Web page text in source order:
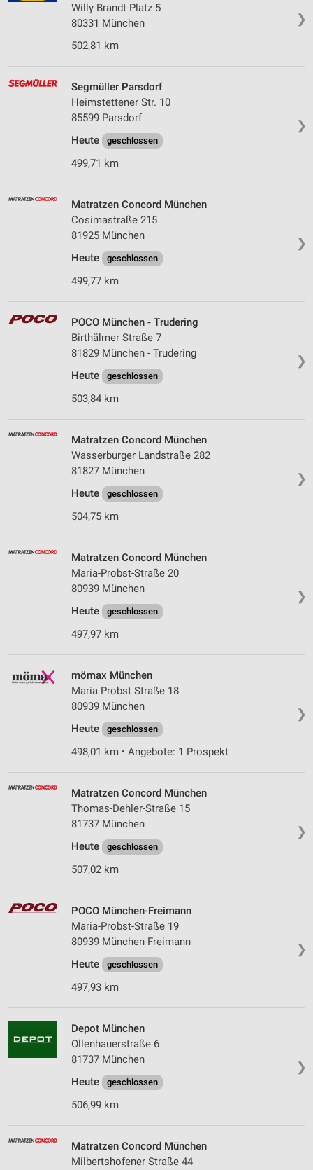
❯
Willy-Brandt-Platz 5
80331 München
502,81 km
❯
Segmüller Parsdorf
Heimstettener Str. 10
85599 Parsdorf
Heute
geschlossen
499,71 km
❯
Matratzen Concord München
Cosimastraße 215
81925 München
Heute
geschlossen
499,77 km
❯
POCO München - Trudering
Birthälmer Straße 7
81829 München - Trudering
Heute
geschlossen
503,84 km
❯
Matratzen Concord München
Wasserburger Landstraße 282
81827 München
Heute
geschlossen
504,75 km
❯
Matratzen Concord München
Maria-Probst-Straße 20
80939 München
Heute
geschlossen
497,97 km
❯
mömax München
Maria Probst Straße 18
80939 München
Heute
geschlossen
498,01 km • Angebote: 1 Prospekt
❯
Matratzen Concord München
Thomas-Dehler-Straße 15
81737 München
Heute
geschlossen
507,02 km
❯
POCO München-Freimann
Maria-Probst-Straße 19
80939 München-Freimann
Heute
geschlossen
497,93 km
❯
Depot München
Ollenhauerstraße 6
81737 München
Heute
geschlossen
506,99 km
Matratzen Concord München
Milbertshofener Straße 44